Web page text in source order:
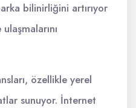
bilinirliğini artırıyor
özellikle yerel
sunuyor. İnternet